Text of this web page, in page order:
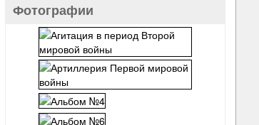
Фотографии